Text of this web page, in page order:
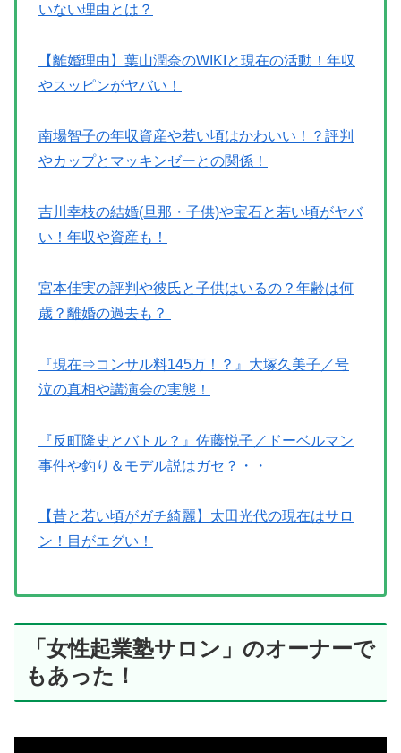
いない理由とは？
【離婚理由】葉山潤奈のWIKIと現在の活動！年収
やスッピンがヤバい！
南場智子の年収資産や若い頃はかわいい！？評判
やカップとマッキンゼーとの関係！
吉川幸枝の結婚(旦那・子供)や宝石と若い頃がヤバ
い！年収や資産も！
宮本佳実の評判や彼氏と子供はいるの？年齢は何
歳？離婚の過去も？
『現在⇒コンサル料145万！？』大塚久美子／号
泣の真相や講演会の実態！
『反町隆史とバトル？』佐藤悦子／ドーベルマン
事件や釣り＆モデル説はガセ？・・
【昔と若い頃がガチ綺麗】太田光代の現在はサロ
ン！目がエグい！
「女性起業塾サロン」のオーナーで
もあった！